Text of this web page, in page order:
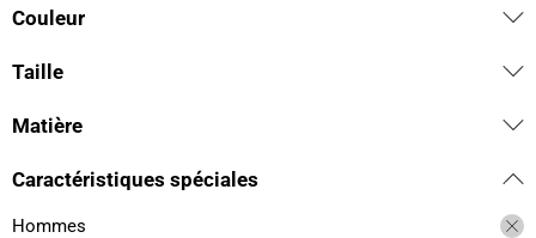
Couleur
Taille
Matière
Caractéristiques spéciales
Hommes